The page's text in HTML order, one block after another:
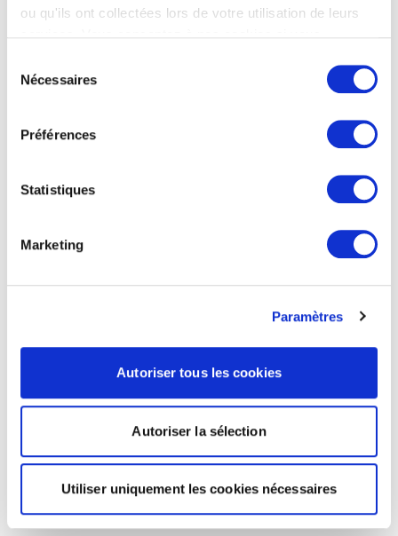
ou qu'ils ont collectées lors de votre utilisation de leurs
Nécessaires
Préférences
Statistiques
Marketing
Paramètres
Autoriser tous les cookies
Autoriser la sélection
Utiliser uniquement les cookies nécessaires